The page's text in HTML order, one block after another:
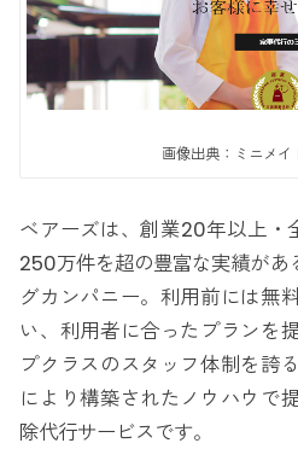
画像出典：ミニメイ
ベアーズは、創業20年以上・
250万件を超の豊富な実績があ
グカンパニー。利用前には無
い、利用者に合ったプランを
プクラスのスタッフ体制を誇
により構築されたノウハウで
除代行サービスです。